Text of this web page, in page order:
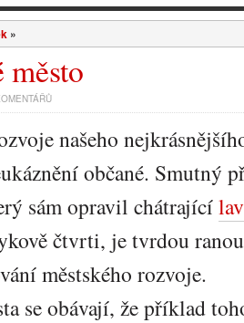
»
město
našeho
občané. Smutný
sám opravil chátrající
čtvrti, je tvrdou
městského rozvoje.
se obávají, že příklad